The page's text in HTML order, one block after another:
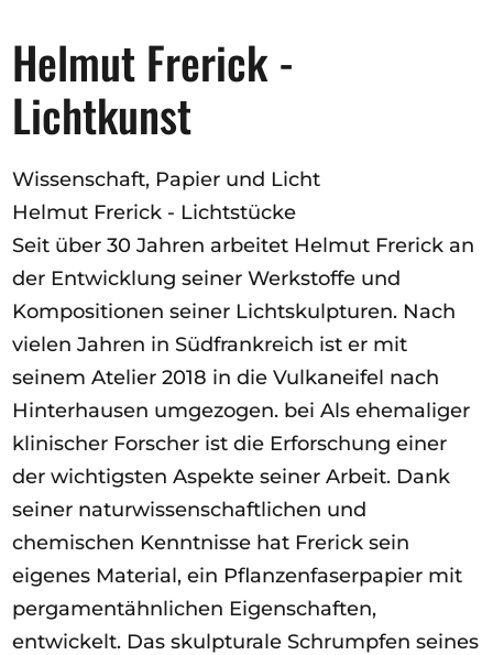
Mitglied werden
Künstler:innen
Über uns
Spenden
Partners
Help
Kontakt
Helmut Frerick -
Lichtkunst
Wissenschaft, Papier und Licht
Helmut Frerick - Lichtstücke
Seit über 30 Jahren arbeitet Helmut Frerick an
der Entwicklung seiner Werkstoffe und
Kompositionen seiner Lichtskulpturen. Nach
vielen Jahren in Südfrankreich ist er mit
seinem Atelier 2018 in die Vulkaneifel nach
Hinterhausen umgezogen. bei Als ehemaliger
klinischer Forscher ist die Erforschung einer
der wichtigsten Aspekte seiner Arbeit. Dank
seiner naturwissenschaftlichen und
chemischen Kenntnisse hat Frerick sein
eigenes Material, ein Pflanzenfaserpapier mit
pergamentähnlichen Eigenschaften,
entwickelt. Das skulpturale Schrumpfen seines